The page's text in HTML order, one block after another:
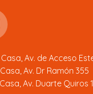
Av. de Acceso
Av. Dr Ramón 355
Av. Duarte Quiros